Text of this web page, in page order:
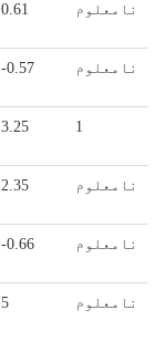
0.61 نامعلوم
-0.57 نامعلوم
3.25 1
2.35 نامعلوم
-0.66 نامعلوم
5 نامعلوم